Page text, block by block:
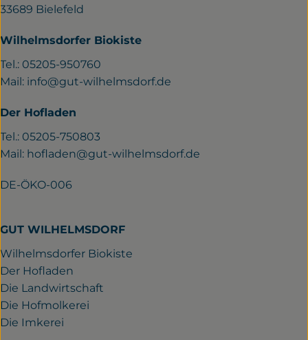
33689 Bielefeld
Wilhelmsdorfer Biokiste
Tel.: 05205-950760
Mail: info@gut-wilhelmsdorf.de
Der Hofladen
Tel.: 05205-750803
Mail: hofladen@gut-wilhelmsdorf.de
DE-ÖKO-006
GUT WILHELMSDORF
Wilhelmsdorfer Biokiste
Der Hofladen
Die Landwirtschaft
Die Hofmolkerei
Die Imkerei